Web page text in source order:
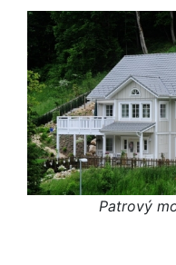
Patrový